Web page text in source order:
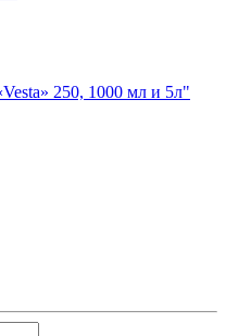
250, 1000 мл и 5л"